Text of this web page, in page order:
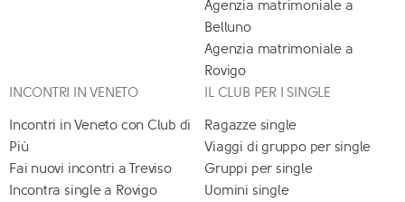
Agenzia matrimoniale a
Belluno
Agenzia matrimoniale a
Rovigo
INCONTRI IN VENETO
Incontri in Veneto con Club di
Più
Fai nuovi incontri a Treviso
Incontra single a Rovigo
IL CLUB PER I SINGLE
Ragazze single
Viaggi di gruppo per single
Gruppi per single
Uomini single